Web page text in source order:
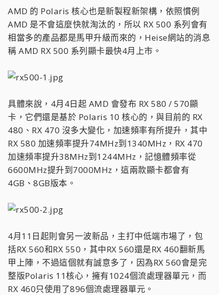
AMD 的 Polaris 核心也是新製程新架構，依照慣例
AMD 是不會這麼快就淘汰的，所以 RX 500 系列會有
相當多的產品都是馬甲升級而來的，Heise網站的消息
稱 AMD RX 500 系列顯卡最快4月上市。
具體來說，4月4日起 AMD 會發布 RX 580 / 570顯
卡，它們還是基於 Polaris 10 核心的，與目前的 RX
480、RX 470 沒多大變化，加速頻率有所提升，其中
RX 580 加速頻率提升74MHz到1340MHz，RX 470
加速頻率提升38MHz到1244MHz，記憶體頻率從
6600MHz提升到7000MHz，這兩款顯卡都會有
4GB、8GB版本。
4月11日起則會另一波新品，主打中低端市場了，包
括RX 560和RX 550，其中RX 560還是RX 460翻新馬
甲上陣，不過這個就有誠意多了，因為RX 560會是完
整版Polaris 11核心，擁有1024個流處理器單元，而
RX 460只使用了896個流處理器單元。